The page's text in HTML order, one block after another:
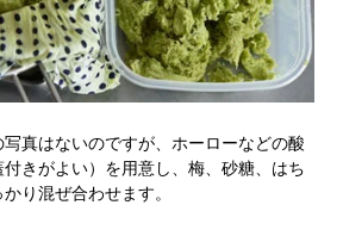
真はないのですが、ホーローなどの酸
きがよい）を用意し、梅、砂糖、はち
り混ぜ合わせます。